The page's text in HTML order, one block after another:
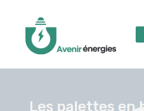
Les palettes en